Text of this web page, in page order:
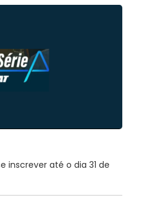
inscrever até o dia 31 de